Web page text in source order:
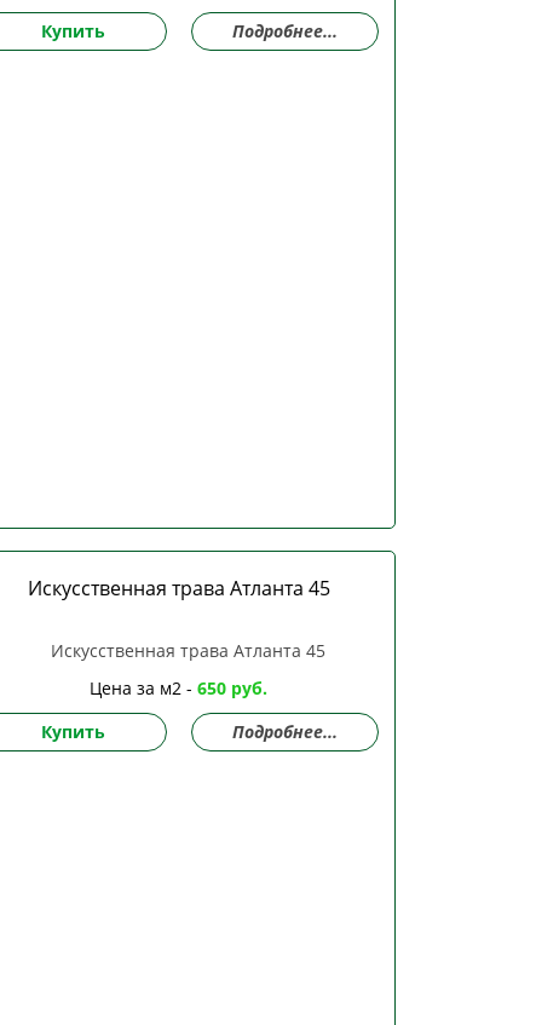
Купить
Подробнее...
Искусственная трава Атланта 45
Цена за м2 -650 руб.
Купить
Подробнее...